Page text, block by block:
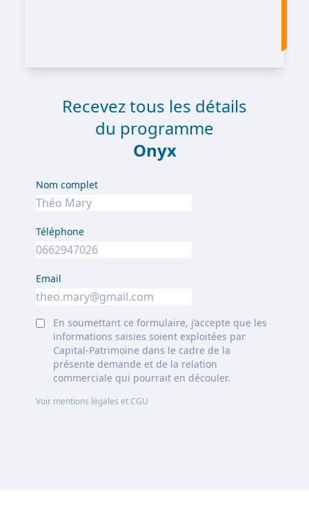
Recevez tous les détails
du programme
Onyx
Nom complet
Téléphone
Email
En soumettant ce formulaire, j’accepte que les
informations saisies soient exploitées par
Capital-Patrimoine dans le cadre de la
présente demande et de la relation
commerciale qui pourrait en découler.
Voir mentions légales et CGU